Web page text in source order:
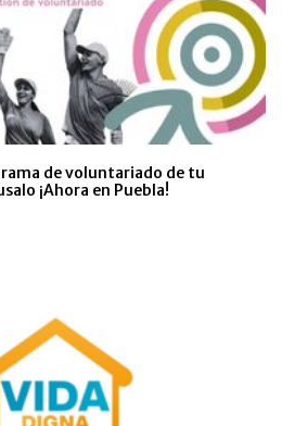
de voluntariado de tu
¡Ahora en Puebla!